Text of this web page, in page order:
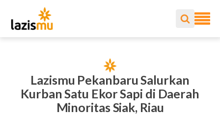
Lazismu Pekanbaru Salurkan
Kurban Satu Ekor Sapi di Daerah
Minoritas Siak, Riau